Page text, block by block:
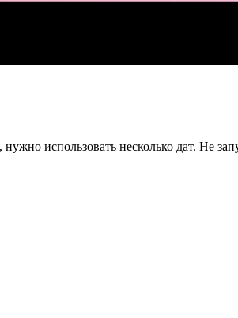
использовать несколько дат. Не